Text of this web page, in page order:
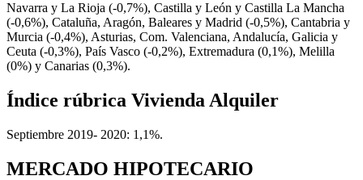
Navarra y La Rioja (-0,7%), Castilla y León y Castilla La Mancha
(-0,6%), Cataluña, Aragón, Baleares y Madrid (-0,5%), Cantabria y
Murcia (-0,4%), Asturias, Com. Valenciana, Andalucía, Galicia y
Ceuta (-0,3%), País Vasco (-0,2%), Extremadura (0,1%), Melilla
(0%) y Canarias (0,3%).
Índice rúbrica Vivienda Alquiler
Septiembre 2019- 2020: 1,1%.
MERCADO HIPOTECARIO